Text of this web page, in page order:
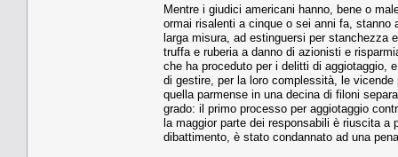
Mentre i giudici americani hanno, bene o
ormai risalenti a cinque o sei anni fa,
larga misura, ad estinguersi per stanchezza
truffa e ruberia a danno di azionisti e
che ha proceduto per i delitti di aggiotaggio,
di gestire, per la loro complessità, le
quella parmense in una decina di filoni
grado: il primo processo per aggiotaggio
la maggior parte dei responsabili è riuscita a
dibattimento, è stato condannato ad una